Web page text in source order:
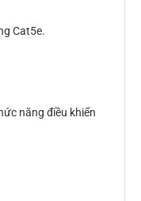
Cat5e.
năng điều khiển